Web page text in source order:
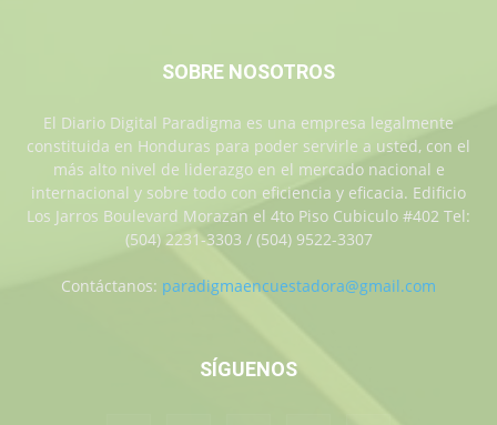
SOBRE NOSOTROS
El Diario Digital Paradigma es una empresa legalmente
constituida en Honduras para poder servirle a usted, con el
más alto nivel de liderazgo en el mercado nacional e
internacional y sobre todo con eficiencia y eficacia. Edificio
Los Jarros Boulevard Morazan el 4to Piso Cubiculo #402 Tel:
(504) 2231-3303 / (504) 9522-3307
Contáctanos: paradigmaencuestadora@gmail.com
SÍGUENOS